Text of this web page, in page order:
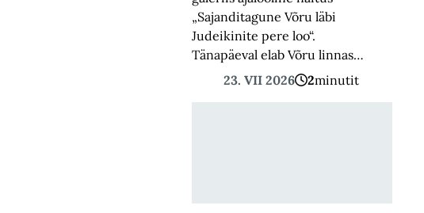
„Sajanditagune Võru läbi
Judeikinite pere loo“.
Tänapäeval elab Võru linnas…
23. VII 2026
2minutit